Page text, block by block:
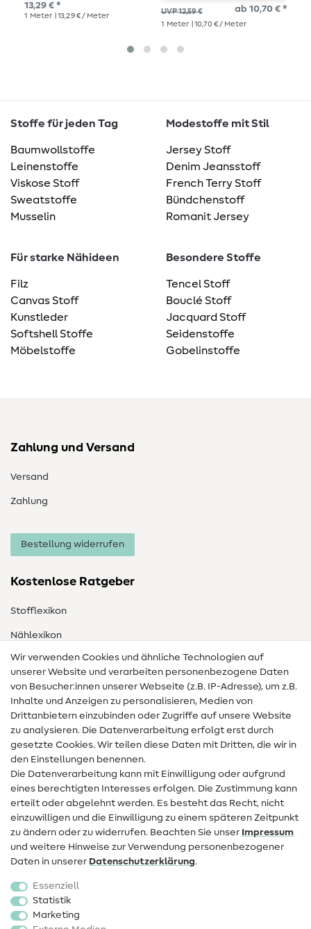
13,29 € *
1 Meter | 13,29 € / Meter
UVP 12,59 € ab 10,70 € *
1 Meter | 10,70 € / Meter
Stoffe für jeden Tag
Baumwollstoffe
Leinenstoffe
Viskose Stoff
Sweatstoffe
Musselin
Modestoffe mit Stil
Jersey Stoff
Denim Jeansstoff
French Terry Stoff
Bündchenstoff
Romanit Jersey
Für starke Nähideen
Filz
Canvas Stoff
Kunstleder
Softshell Stoffe
Möbelstoffe
Besondere Stoffe
Tencel Stoff
Bouclé Stoff
Jacquard Stoff
Seidenstoffe
Gobelinstoffe
Zahlung und Versand
Versand
Zahlung
Bestellung widerrufen
Kostenlose Ratgeber
Stofflexikon
Nählexikon
Nähanleitungen
Hilfe & Kontakt
Kontakt
Infos zum Betreiberwechsel
Widerrufsrecht
Beliebt
Stoffe
Sale
Schnittmuster
Wir verwenden Cookies und ähnliche Technologien auf
unserer Website und verarbeiten personenbezogene Daten
von Besucher:innen unserer Webseite (z.B. IP-Adresse), um z.B.
Inhalte und Anzeigen zu personalisieren, Medien von
Drittanbietern einzubinden oder Zugriffe auf unsere Website
zu analysieren. Die Datenverarbeitung erfolgt erst durch
gesetzte Cookies. Wir teilen diese Daten mit Dritten, die wir in
den Einstellungen benennen.
Die Datenverarbeitung kann mit Einwilligung oder aufgrund
eines berechtigten Interesses erfolgen. Die Zustimmung kann
erteilt oder abgelehnt werden. Es besteht das Recht, nicht
einzuwilligen und die Einwilligung zu einem späteren Zeitpunkt
zu ändern oder zu widerrufen. Beachten Sie unser Impressum
und weitere Hinweise zur Verwendung personenbezogener
Daten in unserer Daten­schutz­erklärung.
Essenziell
Statistik
Marketing